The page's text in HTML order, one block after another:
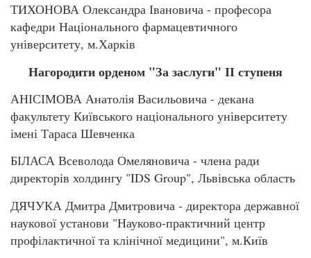
ТИХОНОВА Олександра Івановича - професора
кафедри Національного фармацевтичного
університету, м.Харків
Нагородити орденом "За заслуги" ІІ ступеня
АНІСІМОВА Анатолія Васильовича - декана
факультету Київського національного університету
імені Тараса Шевченка
БІЛАСА Всеволода Омеляновича - члена ради
директорів холдингу "IDS Group", Львівська область
ДЯЧУКА Дмитра Дмитровича - директора державної
наукової установи "Науково-практичний центр
профілактичної та клінічної медицини", м.Київ